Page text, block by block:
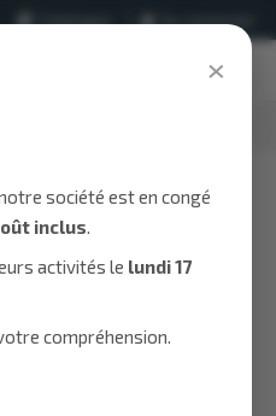
×
société est en congé
inclus.
activités le lundi 17
compréhension.
Catalogue Se connecter